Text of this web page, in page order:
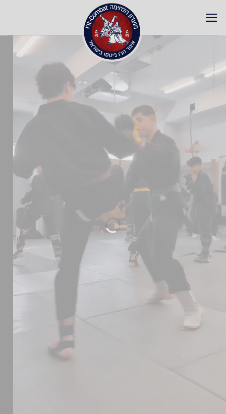
content
מועדון הלחימה
FitCombat
בי"ס בינלאומי לאומנויות
לחימה
בהנהלת רועי שכטר ואורן גורגוב
מועדון לחימה מקצועי הכולל 2 אולמות מאובזרים! עם
אפשרות עד ל 4 אימונים בשבוע! וצוות מדריכים מוסמך
ומקצועי!
Judo